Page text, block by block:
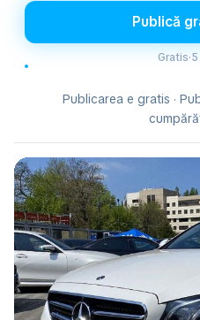
Publică
Gratis·
Publicarea e gratis ·